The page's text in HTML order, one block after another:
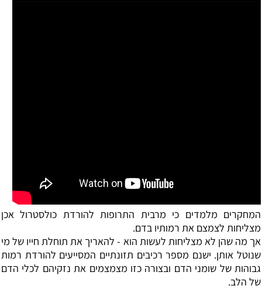
המחקרים מלמדים כי מרבית התרופות להורדת כולסטרול אכן
מצליחות לצמצם את רמותיו בדם.
אך מה שהן לא מצליחות לעשות הוא - להאריך את תוחלת חייו של מי
שנוטל אותן. ישנם מספר רכיבים תזונתיים המסייעים להורדת רמות
גבוהות של שומני הדם ובצורה כזו מצמצמים את נזקיהם לכלי הדם
של הלב.